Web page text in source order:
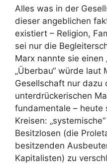
Alles was in der
dieser angeblichen
existiert – Religion,
sei nur die
Marx nannte sie einen
„Überbau“ würde laut
Gesellschaft nur dazu
unterdrückerischen
fundamentale – heute
Kreisen:
Besitzlosen (die
besitzenden
Kapitalisten) zu